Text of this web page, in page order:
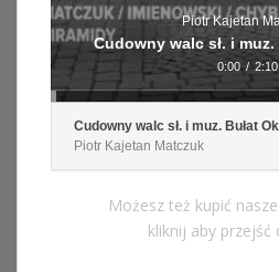
Piotr Kajetan
Cudowny walc sł. i muz.
0:00 / 2:10
Cudowny walc sł. i muz. Bułat
Piotr Kajetan Matczuk
Możesz też kupić
kliknij aby przejść